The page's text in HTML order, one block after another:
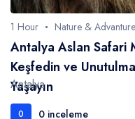
1 Hour Nature &
Antalya Aslan Safari
Keşfedin ve
Yaşayın
Antalya
0 0 inceleme